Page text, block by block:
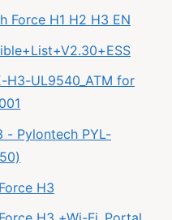
Force H1 H2 H3 EN
H3-UL9540_ATM for
- Pylontech PYL-
H3